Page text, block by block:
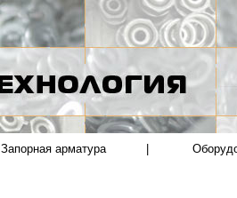
Запорная арматура